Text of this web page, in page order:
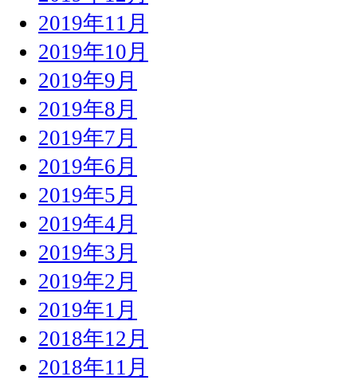
2019年11月
2019年10月
2019年9月
2019年8月
2019年7月
2019年6月
2019年5月
2019年4月
2019年3月
2019年2月
2019年1月
2018年12月
2018年11月